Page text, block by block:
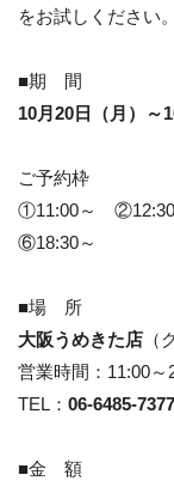
をお試しください。
■期 間
10月20日（月）～
ご予約枠
①11:00～
⑥18:30～
■場 所
大阪うめきた店 （
営業時間：11:00～
TEL： 06-6485-7377
■金 額